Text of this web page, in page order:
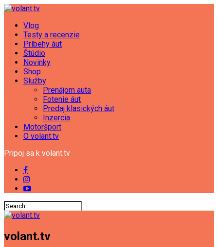
Vlog
Testy a recenzie
Príbehy áut
Štúdio
Novinky
Shop
Služby
Prenájom auta
Fotenie áut
Predaj klasických áut
Inzercia
Motoršport
O volant.tv
Pripoj sa k volant.tv
volant.tv